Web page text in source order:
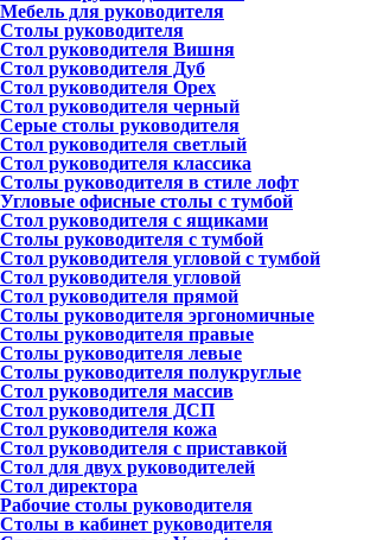
Мебель для руководителя
Столы руководителя
Стол руководителя Вишня
Стол руководителя Дуб
Стол руководителя Орех
Стол руководителя черный
Серые столы руководителя
Стол руководителя светлый
Стол руководителя классика
Столы руководителя в стиле лофт
Угловые офисные столы с тумбой
Стол руководителя с ящиками
Столы руководителя с тумбой
Стол руководителя угловой с тумбой
Стол руководителя угловой
Стол руководителя прямой
Столы руководителя эргономичные
Столы руководителя правые
Столы руководителя левые
Столы руководителя полукруглые
Стол руководителя массив
Стол руководителя ДСП
Стол руководителя кожа
Стол руководителя с приставкой
Стол для двух руководителей
Стол директора
Рабочие столы руководителя
Столы в кабинет руководителя